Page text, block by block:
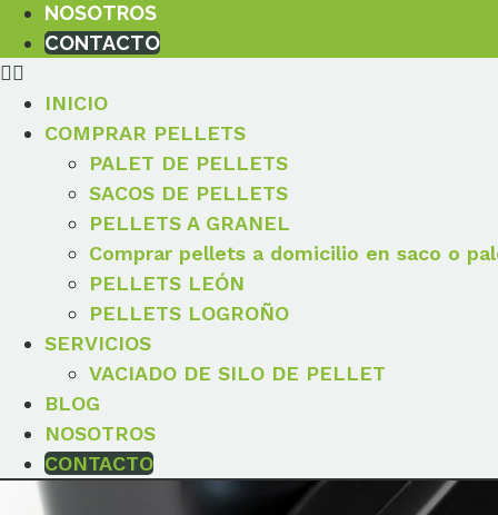
NOSOTROS
CONTACTO
INICIO
COMPRAR PELLETS
PALET DE PELLETS
SACOS DE PELLETS
PELLETS A GRANEL
Comprar pellets a domicilio en saco o
PELLETS LEÓN
PELLETS LOGROÑO
SERVICIOS
VACIADO DE SILO DE PELLET
BLOG
NOSOTROS
CONTACTO